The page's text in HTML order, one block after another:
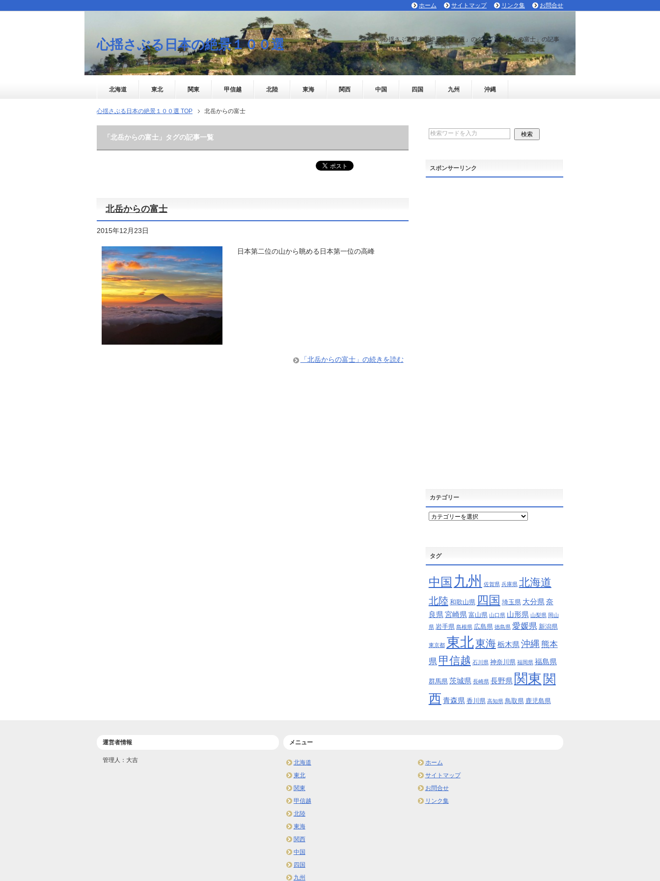
心揺さぶる日本の絶景１００選
「北岳からの富士」タグの記事一覧
「心揺さぶる日本の絶景１００選」のタグ「北岳からの富士」の記事
一覧です
北海道 東北 関東 甲信越 北陸 東海 関西 中国 四国 九州 沖縄
心揺さぶる日本の絶景１００選 TOP 北岳からの富士
「北岳からの富士」タグの記事一覧
北岳からの富士
2015年12月23日
日本第二位の山から眺める日本第一位の高峰
「北岳からの富士」の続きを読む
スポンサーリンク
カテゴリー
カ
ー
タグ
中国 九州 佐賀県 兵庫県 北海道
北陸 和歌山県 四国 埼玉県 大分県 奈
良県 宮崎県 富山県 山口県 山形県 山梨県 岡山
県 岩手県 島根県 広島県 徳島県 愛媛県 新潟県
東京都 東北東海栃木県 沖縄 熊本
県 甲信越 石川県 神奈川県 福岡県 福島県
群馬県 茨城県 長崎県 長野県 関東 関
西 青森県 香川県 高知県 鳥取県 鹿児島県
運営者情報
管理人：大吉
メニュー
北海道
東北
関東
甲信越
北陸
東海
関西
中国
四国
九州
ホーム
サイトマップ
お問合せ
リンク集
ホーム サイトマップ リンク集 お問合せ